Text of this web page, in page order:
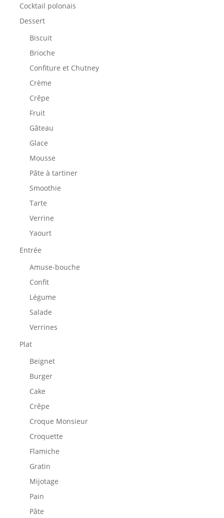
Cocktail polonais
Dessert
Biscuit
Brioche
Confiture et Chutney
Crème
Crêpe
Fruit
Gâteau
Glace
Mousse
Pâte à tartiner
Smoothie
Tarte
Verrine
Yaourt
Entrée
Amuse-bouche
Confit
Légume
Salade
Verrines
Plat
Beignet
Burger
Cake
Crêpe
Croque Monsieur
Croquette
Flamiche
Gratin
Mijotage
Pain
Pâte